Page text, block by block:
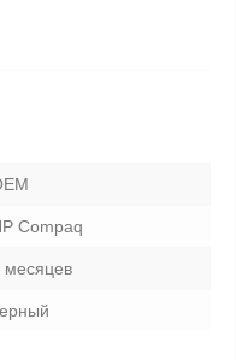
Compaq
месяцев